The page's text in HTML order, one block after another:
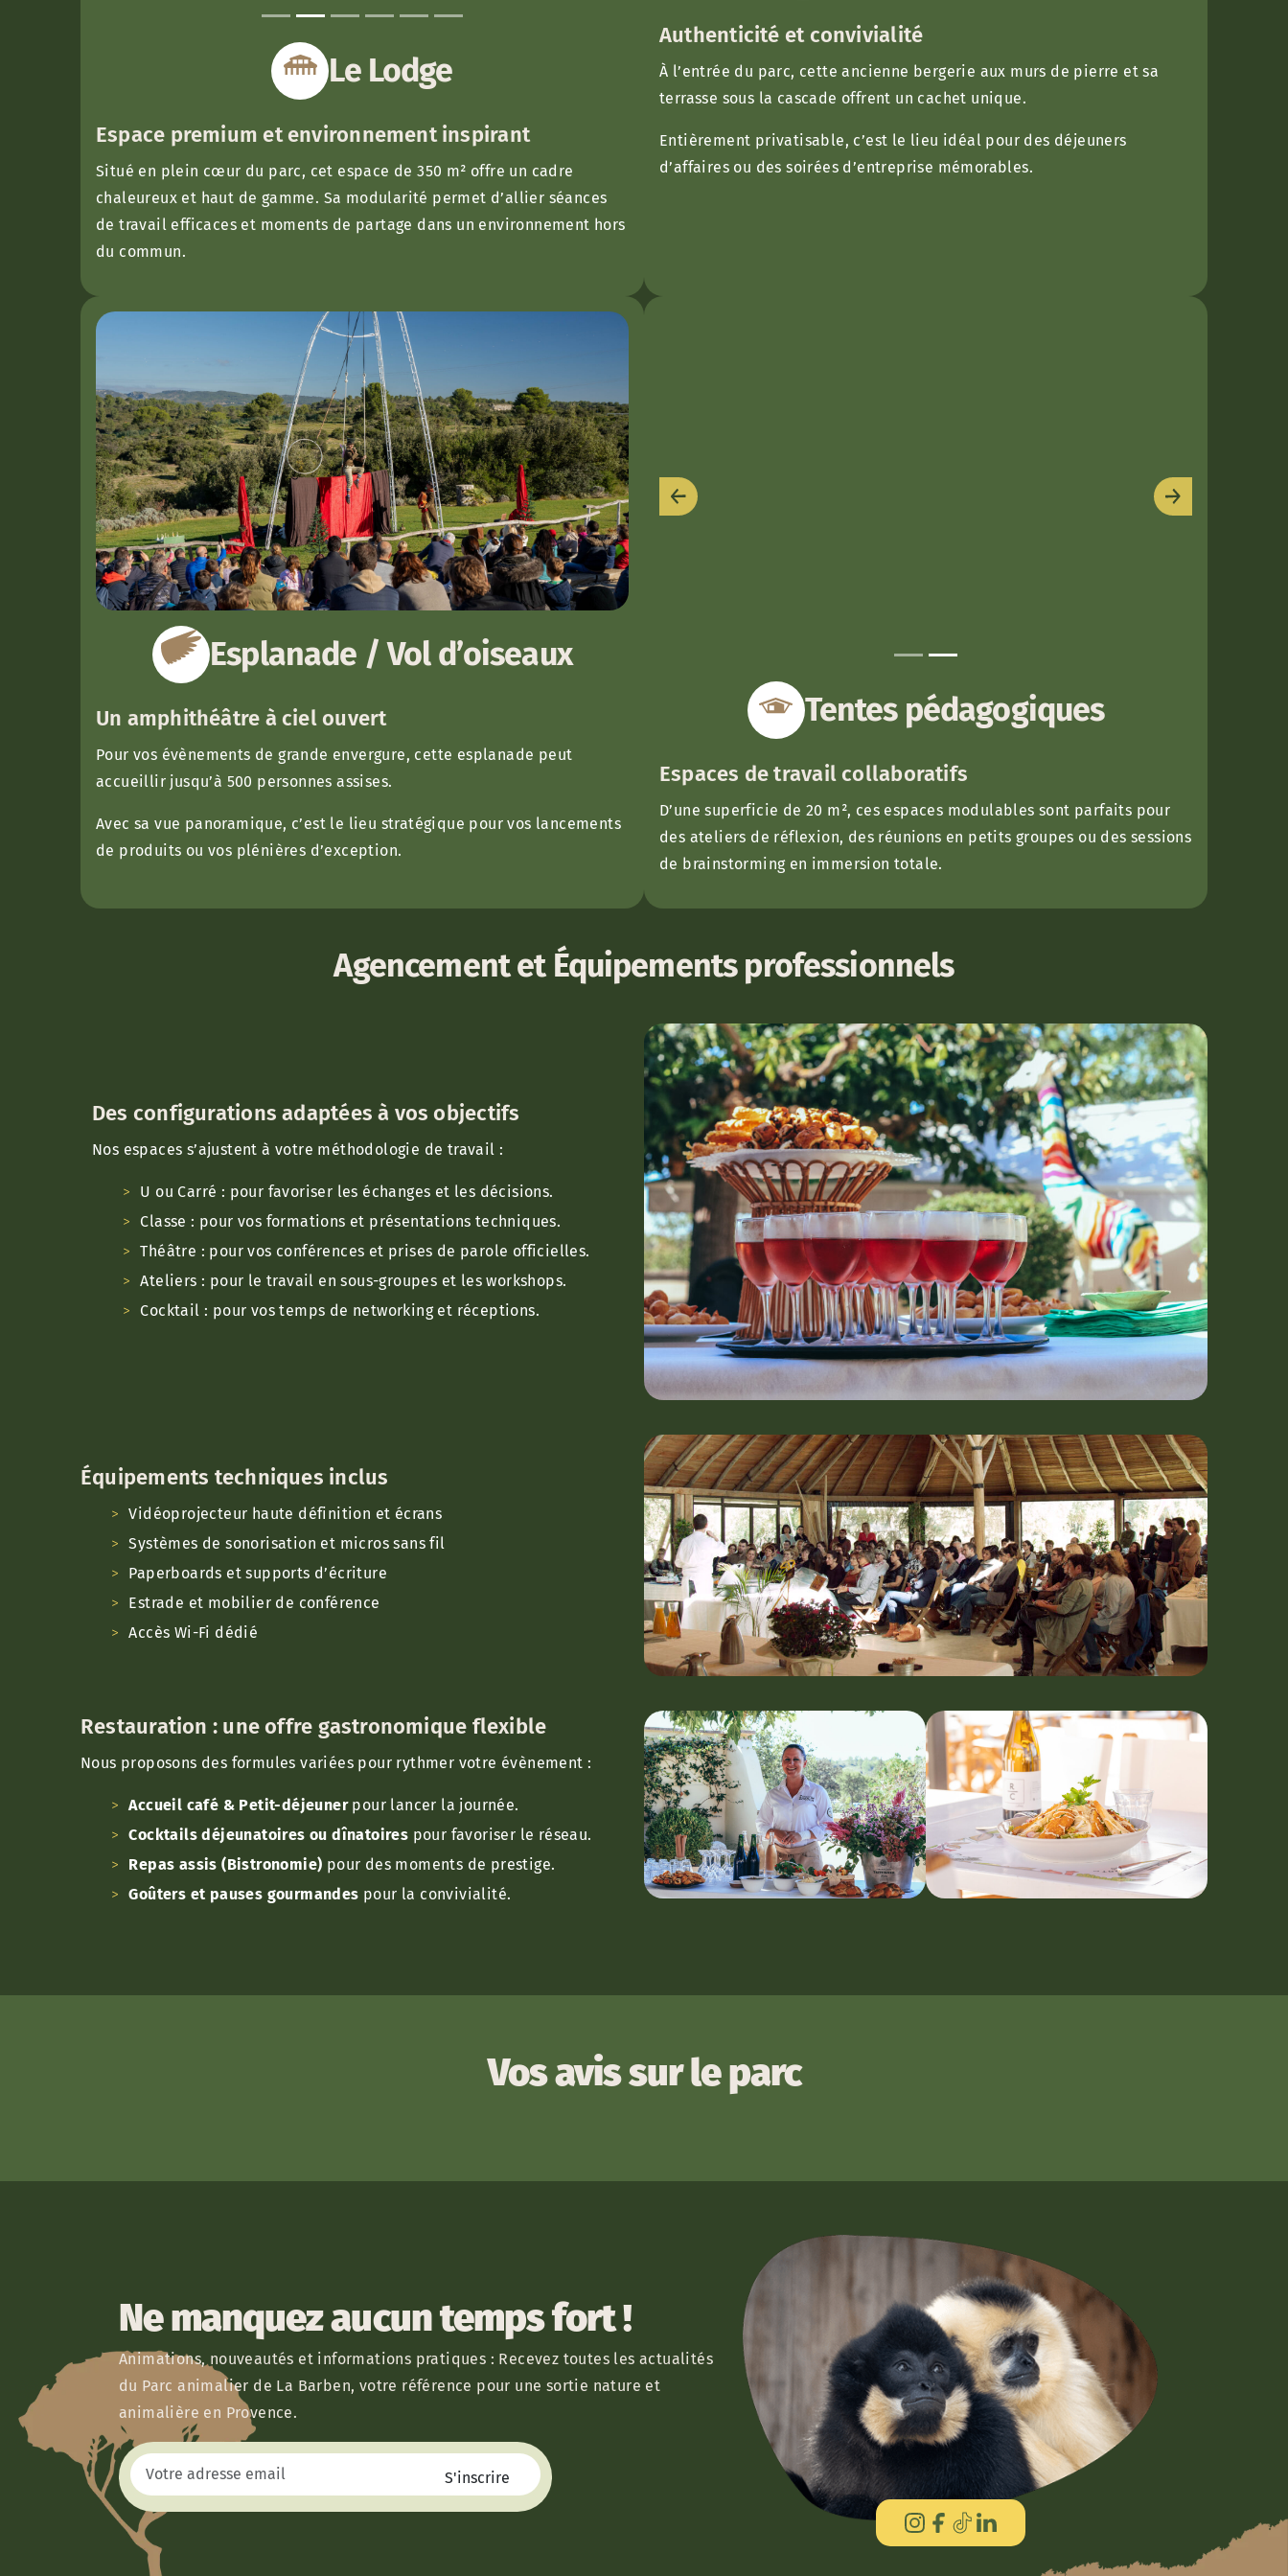
Le Lodge
Espace premium et environnement inspirant
Situé en plein cœur du parc, cet espace de 350 m² offre un cadre
chaleureux et haut de gamme. Sa modularité permet d’allier séances
de travail efficaces et moments de partage dans un environnement hors
du commun.
Authenticité et convivialité
À l’entrée du parc, cette ancienne bergerie aux murs de pierre et sa
terrasse sous la cascade offrent un cachet unique.
Entièrement privatisable, c’est le lieu idéal pour des déjeuners
d’affaires ou des soirées d’entreprise mémorables.
Esplanade / Vol d’oiseaux
Un amphithéâtre à ciel ouvert
Pour vos évènements de grande envergure, cette esplanade peut
accueillir jusqu’à 500 personnes assises.
Avec sa vue panoramique, c’est le lieu stratégique pour vos lancements
de produits ou vos plénières d’exception.
Previous Next
Tentes pédagogiques
Espaces de travail collaboratifs
D’une superficie de 20 m², ces espaces modulables sont parfaits pour
des ateliers de réflexion, des réunions en petits groupes ou des sessions
de brainstorming en immersion totale.
Agencement et Équipements professionnels
Des configurations adaptées à vos objectifs
Nos espaces s’ajustent à votre méthodologie de travail :
U ou Carré : pour favoriser les échanges et les décisions.
Classe : pour vos formations et présentations techniques.
Théâtre : pour vos conférences et prises de parole officielles.
Ateliers : pour le travail en sous-groupes et les workshops.
Cocktail : pour vos temps de networking et réceptions.
Équipements techniques inclus
Vidéoprojecteur haute définition et écrans
Systèmes de sonorisation et micros sans fil
Paperboards et supports d’écriture
Estrade et mobilier de conférence
Accès Wi-Fi dédié
Restauration : une offre gastronomique flexible
Nous proposons des formules variées pour rythmer votre évènement :
Accueil café & Petit-déjeunerpour lancer la journée.
Cocktails déjeunatoires ou dînatoires pour favoriser le réseau.
Repas assis (Bistronomie) pour des moments de prestige.
Goûters et pauses gourmandes pour la convivialité.
Vos avis sur le parc
Ne manquez aucun temps fort !
Animations, nouveautés et informations pratiques : Recevez toutes les actualités
du Parc animalier de La Barben, votre référence pour une sortie nature et
animalière en Provence.